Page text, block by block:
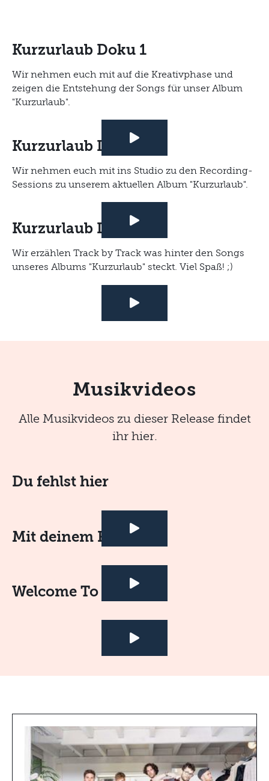
Kurzurlaub Doku 1
Wir nehmen euch mit auf die Kreativphase und
zeigen die Entstehung der Songs für unser Album
"Kurzurlaub".
Kurzurlaub Doku 2
Wir nehmen euch mit ins Studio zu den Recording-
Sessions zu unserem aktuellen Album "Kurzurlaub".
Kurzurlaub Doku 3
Wir erzählen Track by Track was hinter den Songs
unseres Albums "Kurzurlaub" steckt. Viel Spaß! ;)
Musikvideos
Alle Musikvideos zu dieser Release findet
ihr hier.
Du fehlst hier
Mit deinem Renault
Welcome To Paradise